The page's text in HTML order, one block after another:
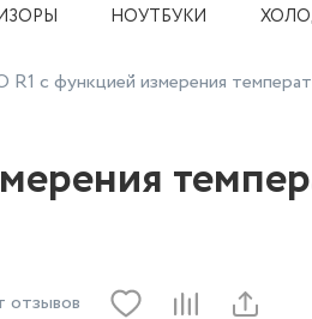
НОУТБУКИ
с функцией измерения
отзывов